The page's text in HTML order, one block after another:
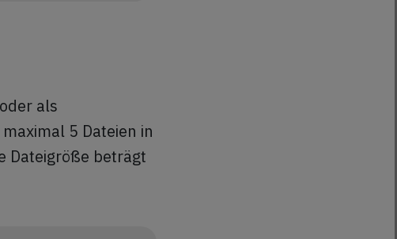
als
5 Dateien in
Dateigröße beträgt